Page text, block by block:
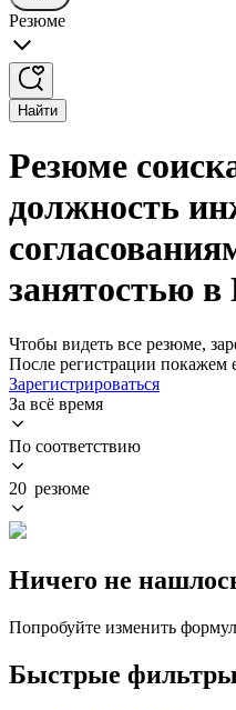
Резюме
Найти
Резюме
должность
занятостью
Чтобы видеть все резюме,
После регистрации покажем
Зарегистрироваться
За всё время
По соответствию
20 резюме
Ничего не
Попробуйте изменить
Быстрые фильтры